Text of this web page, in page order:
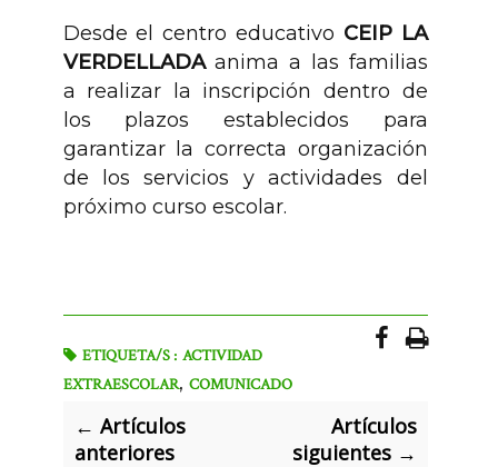
Desde el centro educativo CEIP LA
VERDELLADAanima a las familias
a realizar la inscripción dentro de
los plazos establecidos para
garantizar la correcta organización
de los servicios y actividades del
próximo curso escolar.
ETIQUETA/S : ACTIVIDAD
EXTRAESCOLAR, COMUNICADO
← Artículos
anteriores
Artículos
siguientes →